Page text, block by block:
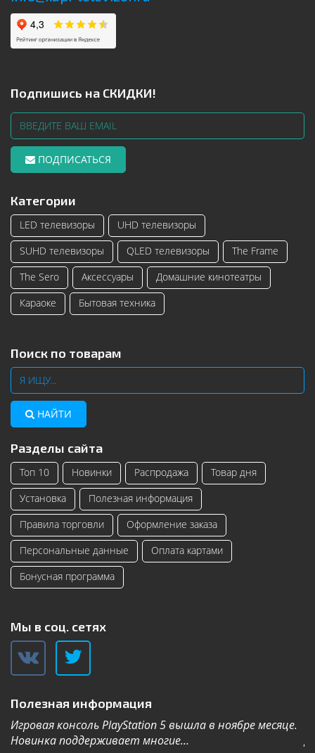
Подпишись на СКИДКИ!
ПОДПИСАТЬСЯ
Категории
LED телевизоры
UHD телевизоры
SUHD телевизоры
QLED телевизоры
The Frame
The Sero
Аксессуары
Домашние кинотеатры
Караоке
Бытовая техника
Поиск по товарам
НАЙТИ
Разделы сайта
Топ 10 Новинки Распродажа
Товар дня
Установка
Полезная информация
Правила торговли
Оформление заказа
Персональные данные
Оплата картами
Бонусная программа
Мы в соц. сетях
Полезная информация
Игровая консоль PlayStation 5 вышла в ноябре месяце.
Новинка поддерживает многие...